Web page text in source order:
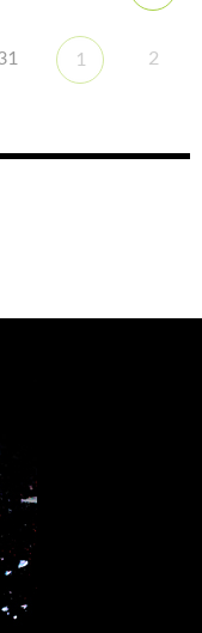
1 2